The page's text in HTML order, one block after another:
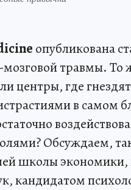
опубликована
травмы. То
центры, где
в
Обсуждаем,
школы
кандидатом